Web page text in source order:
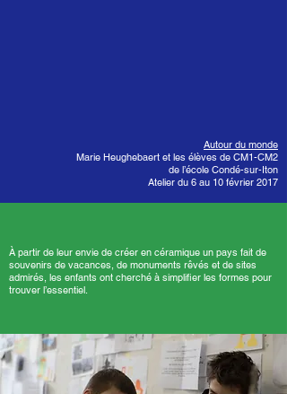
Autour du monde
Marie Heughebaert et les élèves de CM1-CM2
de l’école Condé-sur-Iton
Atelier du 6 au 10 février 2017
À partir de leur envie de créer en céramique un pays fait de
souvenirs de vacances, de monuments rêvés et de sites
admirés, les enfants ont cherché à simplifier les formes pour
trouver l’essentiel.